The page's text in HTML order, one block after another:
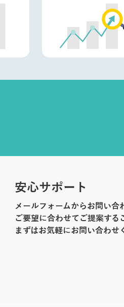
安心サポート
メールフォームからお問い合
ご要望に合わせてご提案する
まずはお気軽にお問い合わせ